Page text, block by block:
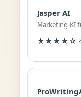
Jasper AI
Marketing-KI
★★★★☆